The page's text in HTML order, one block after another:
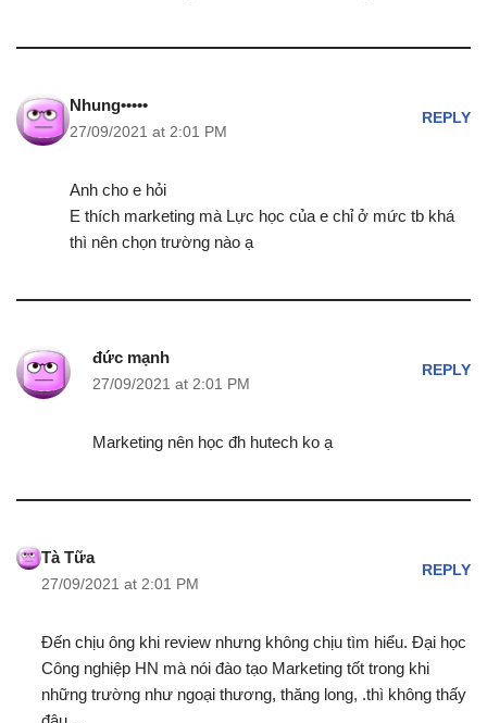
Nhung•••••
27/09/2021 at 2:01 PM
REPLY
Anh cho e hỏi
E thích marketing mà Lực học của e chỉ ở mức tb khá
thì nên chọn trường nào ạ
đức mạnh
27/09/2021 at 2:01 PM
REPLY
Marketing nên học đh hutech ko ạ
Tà Tữa
27/09/2021 at 2:01 PM
REPLY
Đến chịu ông khi review nhưng không chịu tìm hiểu. Đại học
Công nghiệp HN mà nói đào tạo Marketing tốt trong khi
những trường như ngoại thương, thăng long, .thì không thấy